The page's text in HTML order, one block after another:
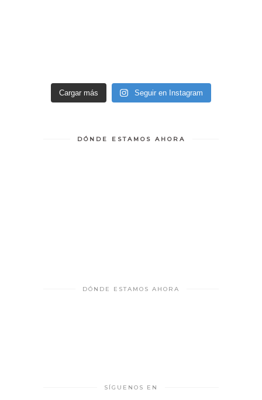
Cargar más Seguir en Instagram
DÓNDE ESTAMOS AHORA
DÓNDE ESTAMOS AHORA
SÍGUENOS EN